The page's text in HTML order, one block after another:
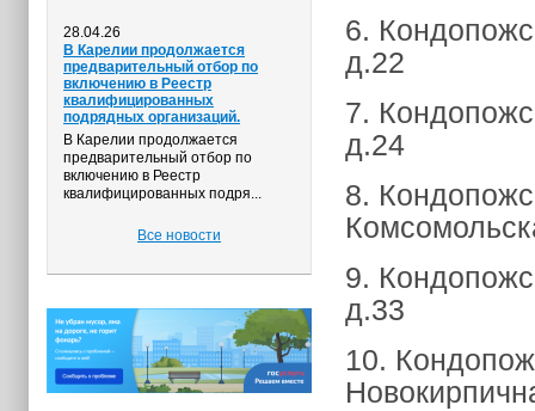
28.04.26
В Карелии продолжается
предварительный отбор по
включению в Реестр
квалифицированных
подрядных организаций.
В Карелии продолжается
предварительный отбор по
включению в Реестр
квалифицированных подря...
Все новости
6.
д.22
7.
д.24
8.
9.
д.33
10.